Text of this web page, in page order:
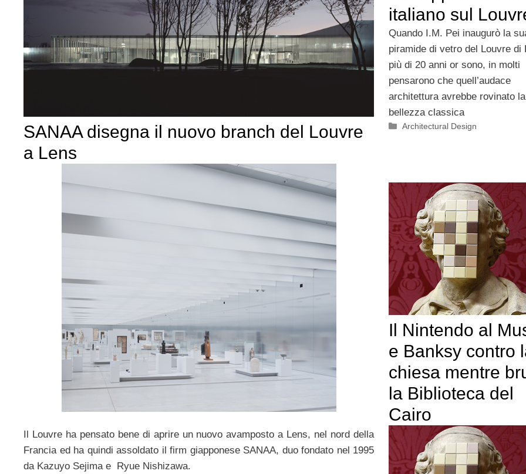
SANAA disegna il nuovo branch del Louvre
a Lens
Il Louvre ha pensato bene di aprire un nuovo avamposto a Lens, nel nord della
Francia ed ha quindi assoldato il firm giapponese SANAA, duo fondato nel 1995
da Kazuyo Sejima e Ryue Nishizawa.
italiano sul
Quando I.M. Pei inaugurò la
piramide di vetro del Louvre di
più di 20 anni or sono, in molti
pensarono che quell’audace
architettura avrebbe rovinato la
bellezza classica
Categorie
Architectural Design
Il Nintendo al
e Banksy contro
chiesa mentre
la Biblioteca del
Cairo